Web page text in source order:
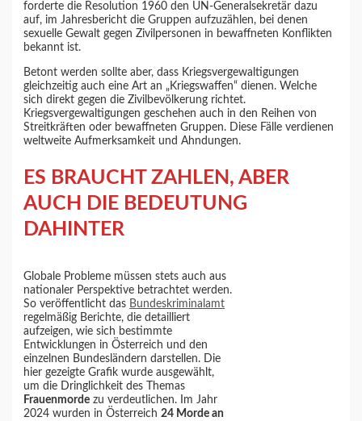
forderte die Resolution 1960 den UN-Generalsekretär dazu
auf, im Jahresbericht die Gruppen aufzuzählen, bei denen
sexuelle Gewalt gegen Zivilpersonen in bewaffneten Konflikten
bekannt ist.
Betont werden sollte aber, dass Kriegsvergewaltigungen
gleichzeitig auch eine Art an „Kriegswaffen“ dienen. Welche
sich direkt gegen die Zivilbevölkerung richtet.
Kriegsvergewaltigungen geschehen auch in den Reihen von
Streitkräften oder bewaffneten Gruppen. Diese Fälle verdienen
weltweite Aufmerksamkeit und Ahndungen.
ES BRAUCHT ZAHLEN, ABER
AUCH DIE BEDEUTUNG
DAHINTER
Globale Probleme müssen stets auch aus
nationaler Perspektive betrachtet werden.
So veröffentlicht das Bundeskriminalamt
regelmäßig Berichte, die detailliert
aufzeigen, wie sich bestimmte
Entwicklungen in Österreich und den
einzelnen Bundesländern darstellen. Die
hier gezeigte Grafik wurde ausgewählt,
um die Dringlichkeit des Themas
Frauenmorde zu verdeutlichen. Im Jahr
2024 wurden in Österreich24 Morde an